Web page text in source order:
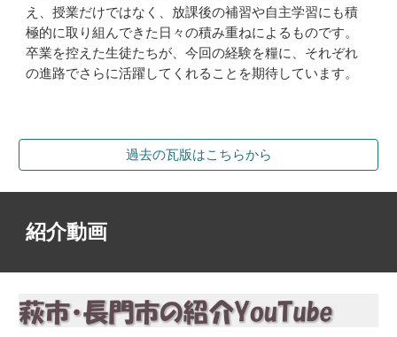
え、授業だけではなく、放課後の補習や自主学習にも積
極的に取り組んできた日々の積み重ねによるものです。
卒業を控えた生徒たちが、今回の経験を糧に、それぞれ
の進路でさらに活躍してくれることを期待しています。
過去の瓦版はこちらから
紹介動画